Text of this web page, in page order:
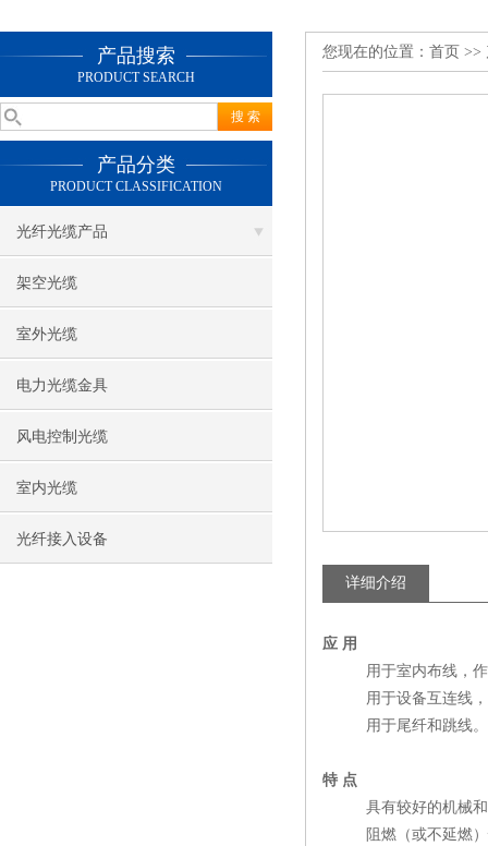
产品搜索
PRODUCT SEARCH
产品分类
PRODUCT CLASSIFICATION
光纤光缆产品
架空光缆
室外光缆
电力光缆金具
风电控制光缆
室内光缆
光纤接入设备
您现在的位置： 首页 >>
详细介绍
应 用
用于室内布线，作
用于设备互连线，作
用于尾纤和跳线。
特 点
具有较好的机械和
阻燃（或不延燃）